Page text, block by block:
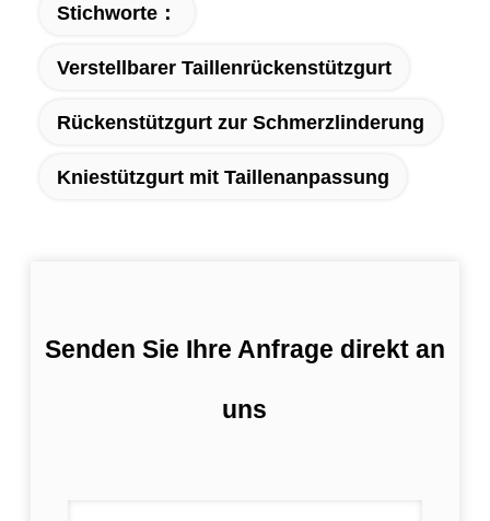
Stichworte：
Verstellbarer Taillenrückenstützgurt
Rückenstützgurt zur Schmerzlinderung
Kniestützgurt mit Taillenanpassung
Senden Sie Ihre Anfrage direkt an
uns